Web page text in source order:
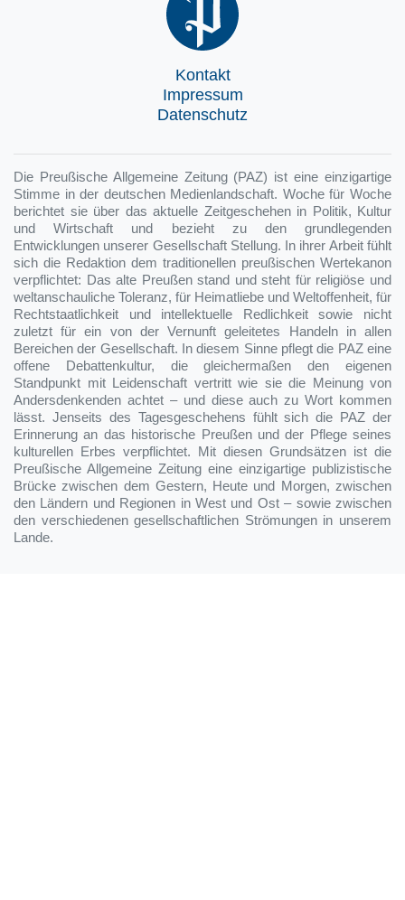
Kontakt
Impressum
Datenschutz
Die Preußische Allgemeine Zeitung (PAZ) ist eine einzigartige
Stimme in der deutschen Medienlandschaft. Woche für Woche
berichtet sie über das aktuelle Zeitgeschehen in Politik, Kultur
und Wirtschaft und bezieht zu den grundlegenden
Entwicklungen unserer Gesellschaft Stellung. In ihrer Arbeit fühlt
sich die Redaktion dem traditionellen preußischen Wertekanon
verpflichtet: Das alte Preußen stand und steht für religiöse und
weltanschauliche Toleranz, für Heimatliebe und Weltoffenheit, für
Rechtstaatlichkeit und intellektuelle Redlichkeit sowie nicht
zuletzt für ein von der Vernunft geleitetes Handeln in allen
Bereichen der Gesellschaft. In diesem Sinne pflegt die PAZ eine
offene Debattenkultur, die gleichermaßen den eigenen
Standpunkt mit Leidenschaft vertritt wie sie die Meinung von
Andersdenkenden achtet – und diese auch zu Wort kommen
lässt. Jenseits des Tagesgeschehens fühlt sich die PAZ der
Erinnerung an das historische Preußen und der Pflege seines
kulturellen Erbes verpflichtet. Mit diesen Grundsätzen ist die
Preußische Allgemeine Zeitung eine einzigartige publizistische
Brücke zwischen dem Gestern, Heute und Morgen, zwischen
den Ländern und Regionen in West und Ost – sowie zwischen
den verschiedenen gesellschaftlichen Strömungen in unserem
Lande.